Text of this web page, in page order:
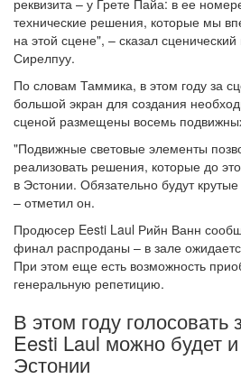
технические решения, которые мы
на этой сцене", – сказал
Сирелпуу.
По словам Таммика, в этом году за
большой экран для создания
сценой размещены восемь
"Подвижные световые элементы
реализовать решения, которые до
в Эстонии. Обязательно будут
– отметил он.
Продюсер Eesti Laul Рийн Ванн
финал распроданы – в зале
При этом еще есть возможность
генеральную репетицию.
В этом году голосовать
Eesti Laul можно будет
Эстонии